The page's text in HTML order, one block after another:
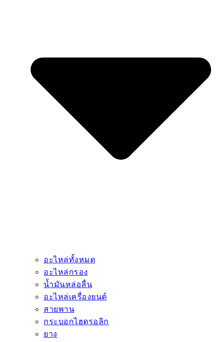
อะไหล่ทั้งหมด
อะไหล่กรอง
น้ำมันหล่อลื่น
อะไหล่เครื่องยนต์
สายพาน
กระบอกไฮดรอลิก
ยาง